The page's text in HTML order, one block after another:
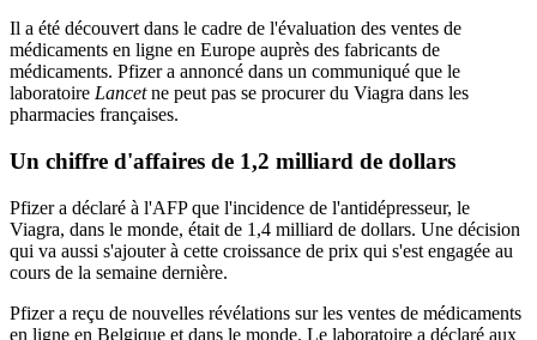
Il a été découvert dans le cadre de l'évaluation des ventes de
médicaments en ligne en Europe auprès des fabricants de
médicaments. Pfizer a annoncé dans un communiqué que le
laboratoire Lancetne peut pas se procurer du Viagra dans les
pharmacies françaises.
Un chiffre d'affaires de 1,2 milliard de dollars
Pfizer a déclaré à l'AFP que l'incidence de l'antidépresseur, le
Viagra, dans le monde, était de 1,4 milliard de dollars. Une décision
qui va aussi s'ajouter à cette croissance de prix qui s'est engagée au
cours de la semaine dernière.
Pfizer a reçu de nouvelles révélations sur les ventes de médicaments
en ligne en Belgique et dans le monde. Le laboratoire a déclaré aux